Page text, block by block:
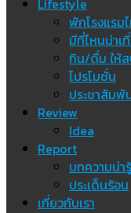
Lifestyle
พักโรงแรม
มีที่ไหนน่าเ
กิน/ดื่ม ให้ส
โปรโมชั่น
ประชาสัมพั
Review
Idea
Report
บทความน่ารู้
ประเด็นร้อน
เกี่ยวกับเรา